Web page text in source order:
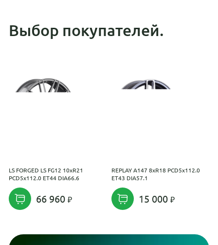
Выбор покупателей.
LS FORGED LS FG12 10xR21
PCD5x112.0 ET44 DIA66.6
66 960
REPLAY A147 8xR18 PCD5x112.0
ET43 DIA57.1
15 000